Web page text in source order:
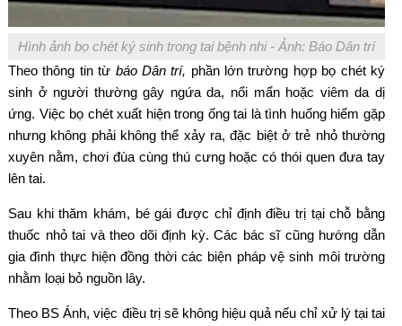
Hình ảnh bọ chét ký sinh trong tai bệnh nhi - Ảnh: Báo Dân trí
Theo thông tin từ báo Dân trí, phần lớn trường hợp bọ chét ký
sinh ở người thường gây ngứa da, nổi mẩn hoặc viêm da dị
ứng. Việc bọ chét xuất hiện trong ống tai là tình huống hiếm gặp
nhưng không phải không thể xảy ra, đặc biệt ở trẻ nhỏ thường
xuyên nằm, chơi đùa cùng thú cưng hoặc có thói quen đưa tay
lên tai.
Sau khi thăm khám, bé gái được chỉ định điều trị tại chỗ bằng
thuốc nhỏ tai và theo dõi định kỳ. Các bác sĩ cũng hướng dẫn
gia đình thực hiện đồng thời các biện pháp vệ sinh môi trường
nhằm loại bỏ nguồn lây.
Theo BS Ánh, việc điều trị sẽ không hiệu quả nếu chỉ xử lý tại tai